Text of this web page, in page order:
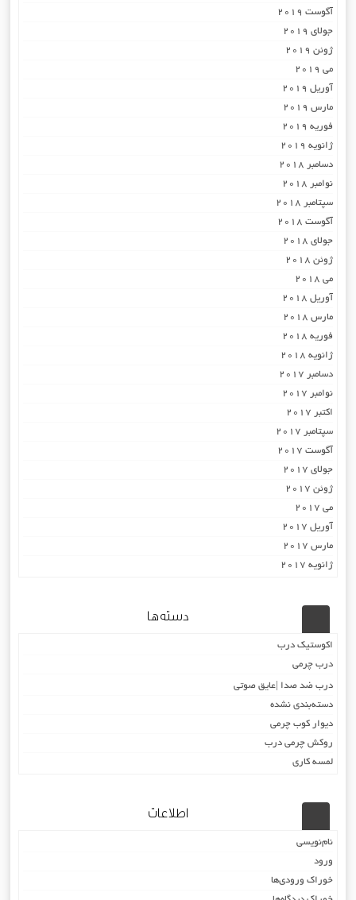
آگوست 2019
جولای 2019
ژوئن 2019
می 2019
آوریل 2019
مارس 2019
فوریه 2019
ژانویه 2019
دسامبر 2018
نوامبر 2018
سپتامبر 2018
آگوست 2018
جولای 2018
ژوئن 2018
می 2018
آوریل 2018
مارس 2018
فوریه 2018
ژانویه 2018
دسامبر 2017
نوامبر 2017
اکتبر 2017
سپتامبر 2017
آگوست 2017
جولای 2017
ژوئن 2017
می 2017
آوریل 2017
مارس 2017
ژانویه 2017
دسته‌ها
اکوستیک درب
درب چرمی
درب ضد صدا |عایق صوتی
دسته‌بندی نشده
دیوار کوب چرمی
روکش چرمی درب
لمسه کاری
اطلاعات
نام‌نویسی
ورود
خوراک ورودی‌ها